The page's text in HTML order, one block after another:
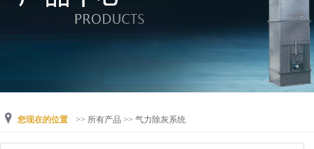
您现在的位置 >> 所有产品 >> 气力除灰系统